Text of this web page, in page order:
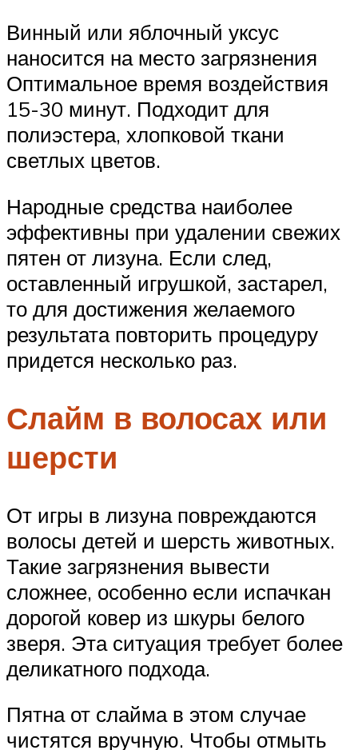
Винный или яблочный уксус
наносится на место загрязнения
Оптимальное время воздействия
15-30 минут. Подходит для
полиэстера, хлопковой ткани
светлых цветов.
Народные средства наиболее
эффективны при удалении свежих
пятен от лизуна. Если след,
оставленный игрушкой, застарел,
то для достижения желаемого
результата повторить процедуру
придется несколько раз.
Слайм в волосах или
шерсти
От игры в лизуна повреждаются
волосы детей и шерсть животных.
Такие загрязнения вывести
сложнее, особенно если испачкан
дорогой ковер из шкуры белого
зверя. Эта ситуация требует более
деликатного подхода.
Пятна от слайма в этом случае
чистятся вручную. Чтобы отмыть